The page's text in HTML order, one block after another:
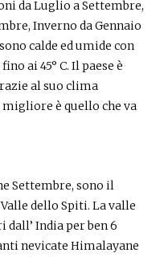
da Luglio a Settembre,
Inverno da Gennaio
calde ed umide con
ai 45° C. Il paese è
al suo clima
è quello che va
Settembre, sono il
dello Spiti. La valle
India per ben 6
nevicate Himalayane